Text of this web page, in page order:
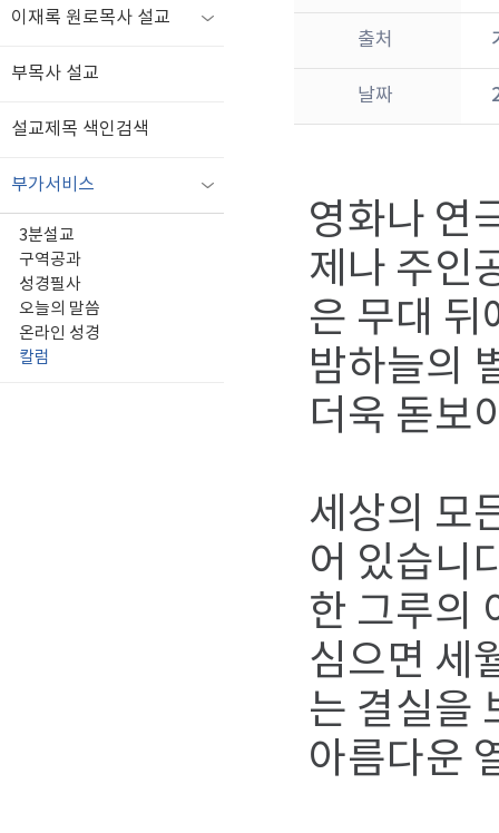
이재록 원로목사 설교
부목사 설교
설교제목 색인검색
부가서비스
3분설교
구역공과
성경필사
오늘의 말씀
온라인 성경
칼럼
출처
날짜
영화나 연
제나 주인
은 무대 뒤
밤하늘의
더욱 돋보
세상의 모
어 있습니
한 그루의
심으면 세
는 결실을
아름다운